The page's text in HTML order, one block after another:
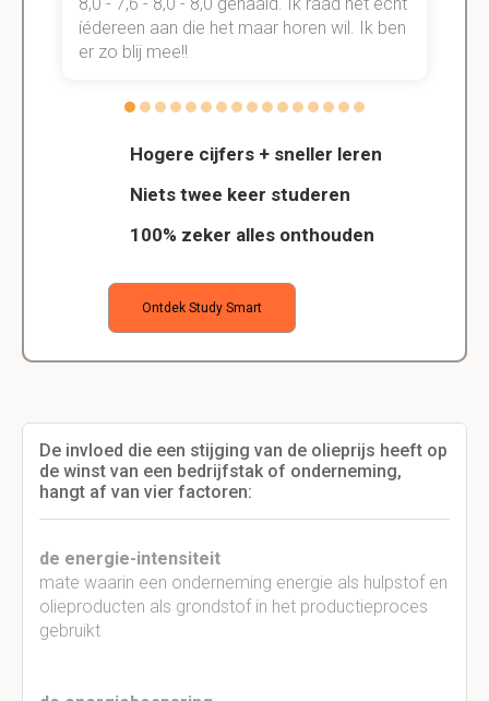
Hogere cijfers + sneller leren
Niets twee keer studeren
100% zeker alles onthouden
Ontdek Study Smart
íédereen aan die het maar horen wil. Ik ben
er zo blij mee!!
De invloed die een stijging van de olieprijs heeft op
de winst van een bedrijfstak of onderneming,
hangt af van vier factoren:
de energie-intensiteit
mate waarin een onderneming energie als hulpstof en
olieproducten als grondstof in het productieproces
gebruikt